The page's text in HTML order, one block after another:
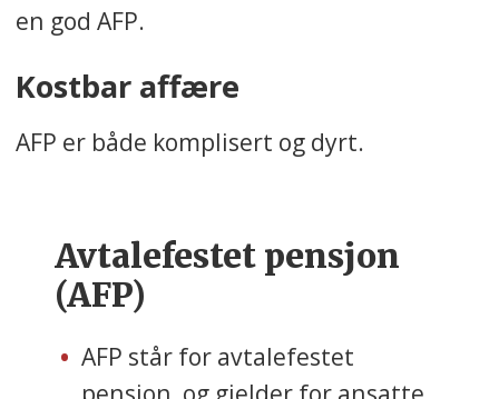
en god AFP.
Kostbar affære
AFP er både komplisert og dyrt.
Avtalefestet pensjon
(AFP)
AFP står for avtalefestet
pensjon, og gjelder for ansatte